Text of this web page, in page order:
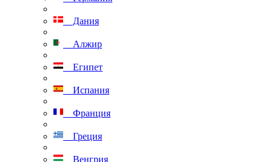
Дания
Алжир
Египет
Испания
Франция
Греция
Венгрия